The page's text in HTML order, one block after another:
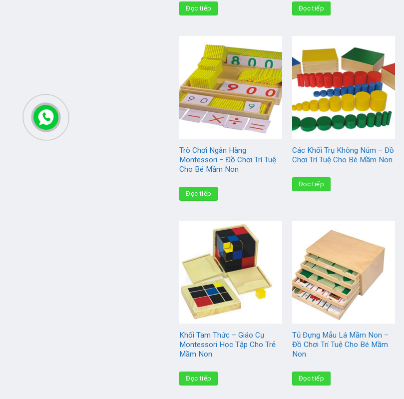
Đọc tiếp Đọc tiếp
Trò Chơi Ngân Hàng
Montessori – Đồ Chơi Trí Tuệ
Cho Bé Mầm Non
Đọc tiếp
Các Khối Trụ Không Núm – Đồ
Chơi Trí Tuệ Cho Bé Mầm Non
Đọc tiếp
Khối Tam Thức – Giáo Cụ
Montessori Học Tập Cho Trẻ
Mầm Non
Đọc tiếp
Tủ Đựng Mẫu Lá Mầm Non –
Đồ Chơi Trí Tuệ Cho Bé Mầm
Non
Đọc tiếp